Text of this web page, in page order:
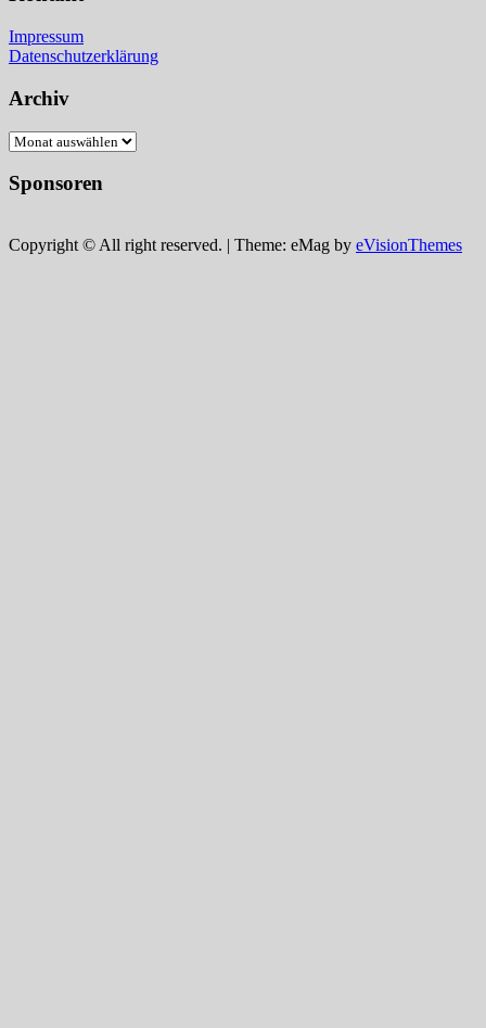
Impressum
Datenschutzerklärung
Archiv
Archiv
Sponsoren
Copyright © All right reserved. | Theme: eMag by eVisionThemes